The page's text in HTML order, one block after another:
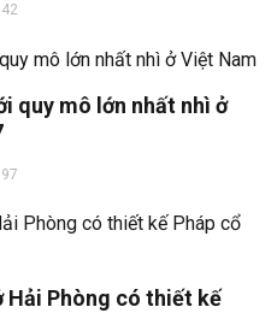
quy mô lớn nhất nhì ở
Hải Phòng có thiết kế